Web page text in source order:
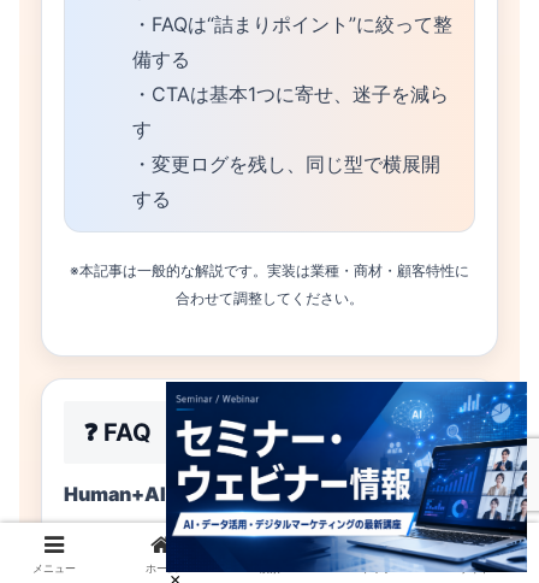
・FAQは“詰まりポイント”に絞って整
備する
・CTAは基本1つに寄せ、迷子を減ら
す
・変更ログを残し、同じ型で横展開
する
※本記事は一般的な解説です。実装は業種・商材・顧客特性に
合わせて調整してください。
❓ FAQ
Human+AI体験設計でよくある疑問
Human-Centricは本当に終わるのです
メニュー ホーム トップ サイドバー